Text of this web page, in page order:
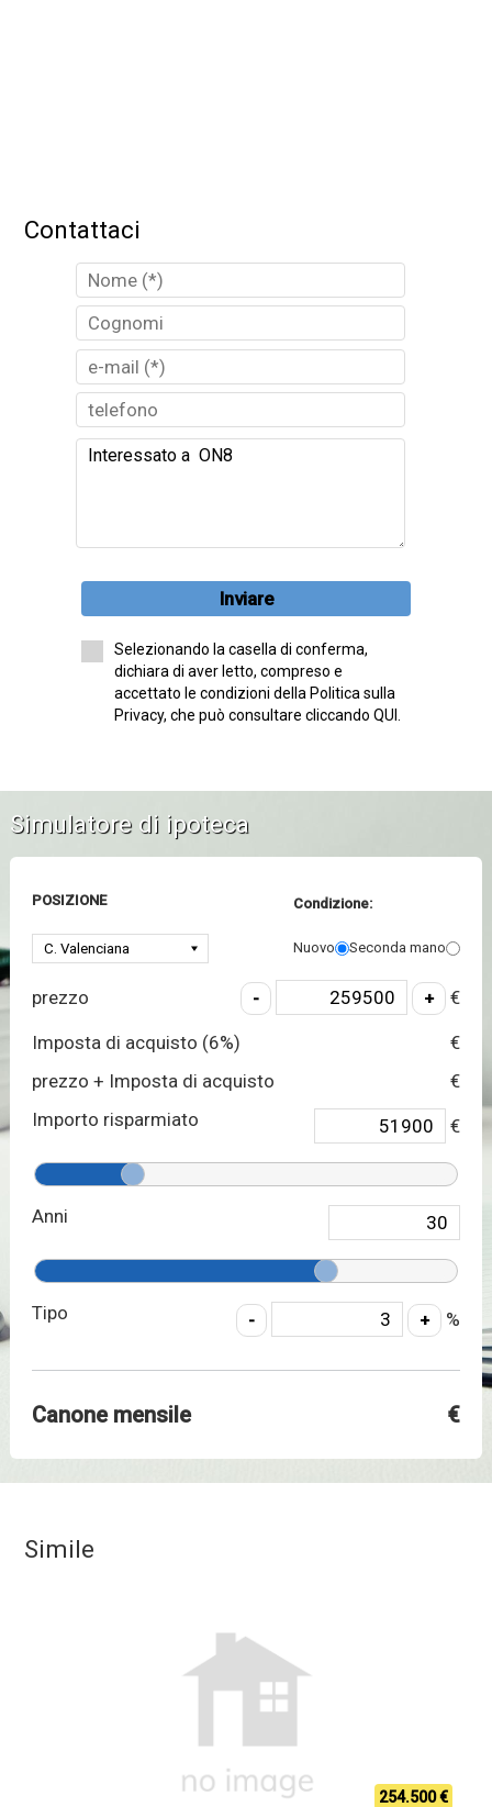
Contattaci
Inviare
Selezionando la casella di conferma,
dichiara di aver letto, compreso e
accettato le condizioni della Politica sulla
Privacy, che può consultare cliccando QUI.
Simulatore di ipoteca
POSIZIONE Condizione:
Nuovo Seconda mano
prezzo €
Imposta di acquisto (6%)
€
prezzo + Imposta di acquisto
€
Importo risparmiato
€
Anni
Tipo %
Canone mensile €
Simile
254.500 €